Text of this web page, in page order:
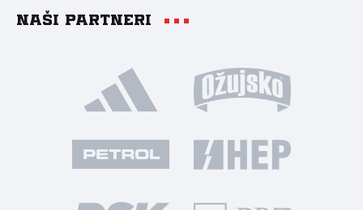
Naši partneri